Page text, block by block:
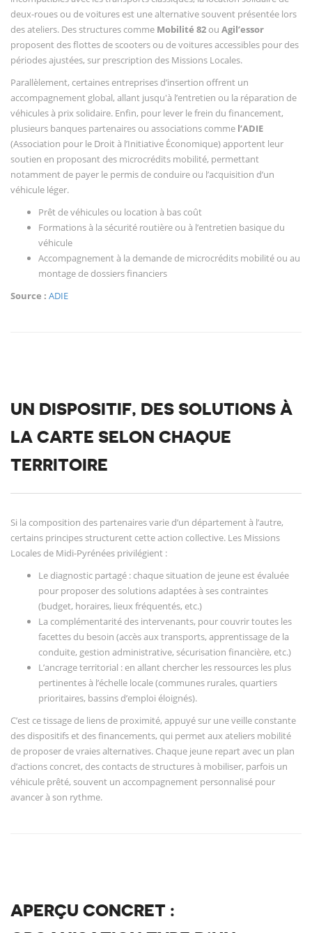
deux-roues ou de voitures est une alternative souvent présentée lors
des ateliers. Des structures comme Mobilité 82ou Agil’essor
proposent des flottes de scooters ou de voitures accessibles pour des
périodes ajustées, sur prescription des Missions Locales.
Parallèlement, certaines entreprises d’insertion offrent un
accompagnement global, allant jusqu'à l’entretien ou la réparation de
véhicules à prix solidaire. Enfin, pour lever le frein du financement,
plusieurs banques partenaires ou associations comme l’ADIE
(Association pour le Droit à l’Initiative Économique) apportent leur
soutien en proposant des microcrédits mobilité, permettant
notamment de payer le permis de conduire ou l’acquisition d’un
véhicule léger.
Prêt de véhicules ou location à bas coût
Formations à la sécurité routière ou à l’entretien basique du
véhicule
Accompagnement à la demande de microcrédits mobilité ou au
montage de dossiers financiers
Source : ADIE
UN DISPOSITIF, DES SOLUTIONS À
LA CARTE SELON CHAQUE
TERRITOIRE
Si la composition des partenaires varie d’un département à l’autre,
certains principes structurent cette action collective. Les Missions
Locales de Midi-Pyrénées privilégient :
Le diagnostic partagé : chaque situation de jeune est évaluée
pour proposer des solutions adaptées à ses contraintes
(budget, horaires, lieux fréquentés, etc.)
La complémentarité des intervenants, pour couvrir toutes les
facettes du besoin (accès aux transports, apprentissage de la
conduite, gestion administrative, sécurisation financière, etc.)
L’ancrage territorial : en allant chercher les ressources les plus
pertinentes à l’échelle locale (communes rurales, quartiers
prioritaires, bassins d’emploi éloignés).
C’est ce tissage de liens de proximité, appuyé sur une veille constante
des dispositifs et des financements, qui permet aux ateliers mobilité
de proposer de vraies alternatives. Chaque jeune repart avec un plan
d’actions concret, des contacts de structures à mobiliser, parfois un
véhicule prêté, souvent un accompagnement personnalisé pour
avancer à son rythme.
APERÇU CONCRET :